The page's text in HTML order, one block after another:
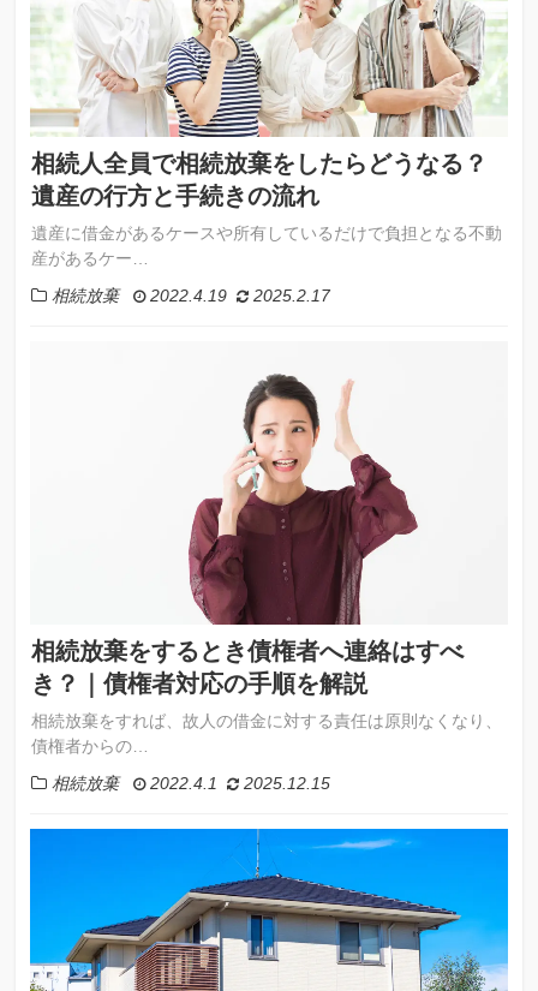
相続人全員で相続放棄をしたらどうなる？
遺産の行方と手続きの流れ
遺産に借金があるケースや所有しているだけで負担となる不動
産があるケー…
2022.4.19
2025.2.17
相続放棄
相続放棄をするとき債権者へ連絡はすべ
き？｜債権者対応の手順を解説
相続放棄をすれば、故人の借金に対する責任は原則なくなり、
債権者からの…
2022.4.1
2025.12.15
相続放棄